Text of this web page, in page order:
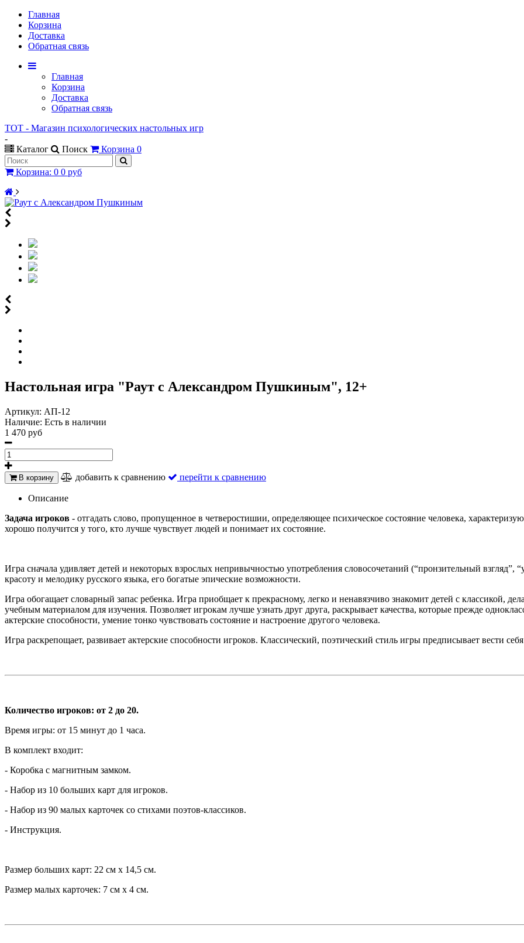
Главная
Корзина
Доставка
Обратная связь
Главная
Корзина
Доставка
Обратная связь
ТОТ - Магазин психологических настольных игр
-
Каталог
Поиск Корзина 0
Корзина: 0 0 руб
Настольная игра "Раут с Александром Пушкиным", 12+
Артикул: АП-12
Наличие: Есть в наличии
1 470 руб
В корзину добавить к сравнению перейти к сравнению
Описание
Задача игроков - отгадать слово, пропущенное в четверостишии, определяющее психическое состояние человека,
хорошо получится у того, кто лучше чувствует людей и понимает их состояние.
Игра сначала удивляет детей и некоторых взрослых непривычностью употребления словосочетаний (“пронзительный взгляд”,
красоту и мелодику русского языка, его богатые эпические возможности.
Игра обогащает словарный запас ребенка. Игра приобщает к прекрасному, легко и ненавязчиво знакомит детей с классикой,
учебным материалом для изучения. Позволяет игрокам лучше узнать друг друга, раскрывает качества, которые прежде
актерские способности, умение тонко чувствовать состояние и настроение другого человека.
Игра раскрепощает, развивает актерские способности игроков. Классический, поэтический стиль игры предписывает вести
Количество игроков: от 2 до 20.
Время игры: от 15 минут до 1 часа.
В комплект входит:
- Коробка с магнитным замком.
- Набор из 10 больших карт для игроков.
- Набор из 90 малых карточек со стихами поэтов-классиков.
- Инструкция.
Размер больших карт: 22 см х 14,5 см.
Размер малых карточек: 7 см х 4 см.